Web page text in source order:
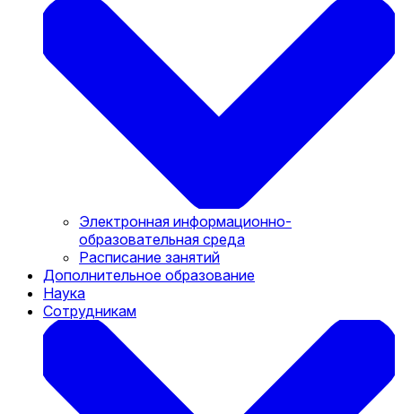
Электронная информационно-
образовательная среда
Расписание занятий
Дополнительное образование
Наука
Сотрудникам